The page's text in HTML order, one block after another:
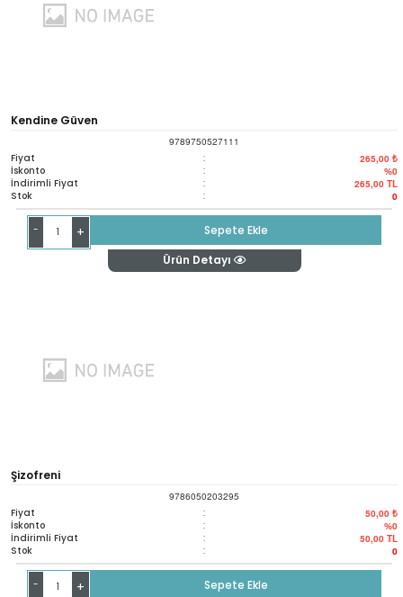
Kendine Güven
9789750527111
Fiyat : 265,00 ₺
İskonto : %0
İndirimli Fiyat : 265,00 TL
Stok : 0
- +
Sepete Ekle
Ürün Detayı
Şizofreni
9786050203295
Fiyat : 50,00 ₺
İskonto : %0
İndirimli Fiyat : 50,00 TL
Stok : 0
- +
Sepete Ekle